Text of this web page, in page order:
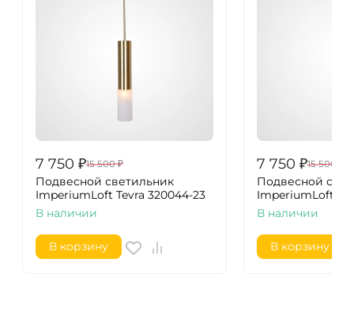
7 750 ₽15 500 ₽
Подвесной светильник
ImperiumLoft Tevra 320044-23
В наличии
В корзину
7 750 ₽15 500
Подвесной
ImperiumLoft
В наличии
В корзину